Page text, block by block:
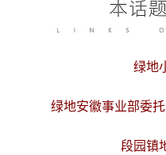
绿地
绿地安徽事业部委
段园镇